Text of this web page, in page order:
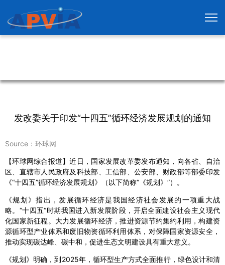
发改委关于印发“十四五”循环经济发展规划的通知
Source：环球网
【环球网综合报道】近日，国家发展改革委发布通知，向各省、自治
区、直辖市人民政府及科技部、工信部、公安部、财政部等部委印发
《“十四五”循环经济发展规划》（以下简称“《规划》”）。
《规划》指出，发展循环经济是我国经济社会发展的一项重大战
略。“十四五“时期我国进入新发展阶段，开启全面建设社会主义现代
化国家新征程。大力发展循环经济，推进资源节约集约利用，构建资
源循环型产业体系和废旧物资循环利用体系，对保障国家资源安全，
推动实现碳达峰、碳中和，促进生态文明建设具有重大意义。
《规划》明确，到2025年，循环型生产方式全面推行，绿色设计和清